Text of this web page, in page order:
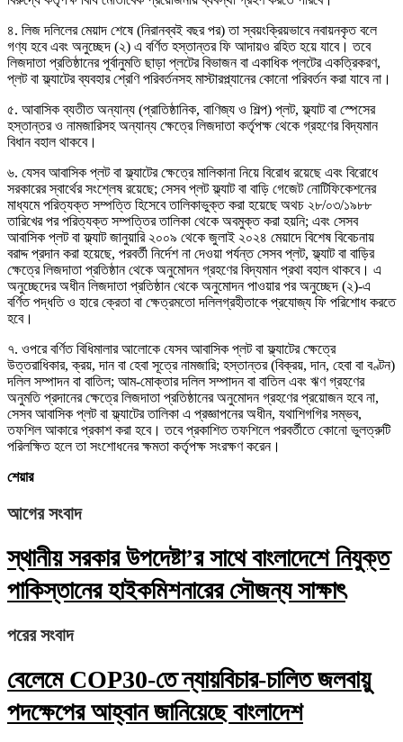
৪. লিজ দলিলের মেয়াদ শেষে (নিরানব্বই বছর পর) তা স্বয়ংক্রিয়ভাবে নবায়নকৃত বলে
গণ্য হবে এবং অনুচ্ছেদ (২) এ বর্ণিত হস্তান্তর ফি আদায়ও রহিত হয়ে যাবে। তবে
লিজদাতা প্রতিষ্ঠানের পূর্বানুমতি ছাড়া প্লটের বিভাজন বা একাধিক প্লটের একত্রিকরণ,
প্লট বা ফ্ল্যাটের ব্যবহার শ্রেণি পরিবর্তনসহ মাস্টারপ্ল্যানের কোনো পরিবর্তন করা যাবে না।
৫. আবাসিক ব্যতীত অন্যান্য (প্রাতিষ্ঠানিক, বাণিজ্য ও শিল্প) প্লট, ফ্ল্যাট বা স্পেসের
হস্তান্তর ও নামজারিসহ অন্যান্য ক্ষেত্রে লিজদাতা কর্তৃপক্ষ থেকে গ্রহণের বিদ্যমান
বিধান বহাল থাকবে।
৬. যেসব আবাসিক প্লট বা ফ্ল্যাটের ক্ষেত্রে মালিকানা নিয়ে বিরোধ রয়েছে এবং বিরোধে
সরকারের স্বার্থের সংশ্লেষ রয়েছে; সেসব প্লট ফ্ল্যাট বা বাড়ি গেজেট নোটিফিকেশনের
মাধ্যমে পরিত্যক্ত সম্পত্তি হিসেবে তালিকাভুক্ত করা হয়েছে অথচ ২৮/০৩/১৯৮৮
তারিখের পর পরিত্যক্ত সম্পত্তির তালিকা থেকে অবমুক্ত করা হয়নি; এবং সেসব
আবাসিক প্লট বা ফ্ল্যাট জানুয়ারি ২০০৯ থেকে জুলাই ২০২৪ মেয়াদে বিশেষ বিবেচনায়
বরাদ্দ প্রদান করা হয়েছে, পরবর্তী নির্দেশ না দেওয়া পর্যন্ত সেসব প্লট, ফ্ল্যাট বা বাড়ির
ক্ষেত্রে লিজদাতা প্রতিষ্ঠান থেকে অনুমোদন গ্রহণের বিদ্যমান প্রথা বহাল থাকবে। এ
অনুচ্ছেদের অধীন লিজদাতা প্রতিষ্ঠান থেকে অনুমোদন পাওয়ার পর অনুচ্ছেদ (২)-এ
বর্ণিত পদ্ধতি ও হারে ক্রেতা বা ক্ষেত্রমতো দলিলগ্রহীতাকে প্রযোজ্য ফি পরিশোধ করতে
হবে।
৭. ওপরে বর্ণিত বিধিমালার আলোকে যেসব আবাসিক প্লট বা ফ্ল্যাটের ক্ষেত্রে
উত্তরাধিকার, ক্রয়, দান বা হেবা সূত্রে নামজারি; হস্তান্তর (বিক্রয়, দান, হেবা বা বণ্টন)
দলিল সম্পাদন বা বাতিল; আম-মোক্তার দলিল সম্পাদন বা বাতিল এবং ঋণ গ্রহণের
অনুমতি প্রদানের ক্ষেত্রে লিজদাতা প্রতিষ্ঠানের অনুমোদন গ্রহণের প্রয়োজন হবে না,
সেসব আবাসিক প্লট বা ফ্ল্যাটের তালিকা এ প্রজ্ঞাপনের অধীন, যথাশিগগির সম্ভব,
তফশিল আকারে প্রকাশ করা হবে। তবে প্রকাশিত তফশিলে পরবর্তীতে কোনো ভুলত্রুটি
পরিলক্ষিত হলে তা সংশোধনের ক্ষমতা কর্তৃপক্ষ সংরক্ষণ করেন।
শেয়ার
আগের সংবাদ
স্থানীয় সরকার উপদেষ্টা’র সাথে বাংলাদেশে নিযুক্ত
পাকিস্তানের হাইকমিশনারের সৌজন্য সাক্ষাৎ
পরের সংবাদ
বেলেমে COP30-তে ন্যায়বিচার-চালিত জলবায়ু
পদক্ষেপের আহ্বান জানিয়েছে বাংলাদেশ